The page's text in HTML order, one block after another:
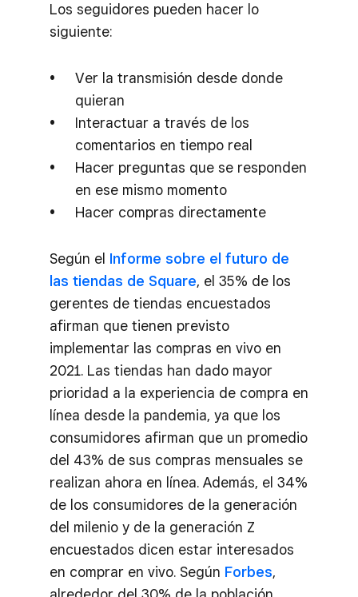
Los seguidores pueden hacer lo
siguiente:
Ver la transmisión desde donde
quieran
Interactuar a través de los
comentarios en tiempo real
Hacer preguntas que se responden
en ese mismo momento
Hacer compras directamente
Según el Informe sobre el futuro de
las tiendas de Square, el 35% de los
gerentes de tiendas encuestados
afirman que tienen previsto
implementar las compras en vivo en
2021. Las tiendas han dado mayor
prioridad a la experiencia de compra en
línea desde la pandemia, ya que los
consumidores afirman que un promedio
del 43% de sus compras mensuales se
realizan ahora en línea. Además, el 34%
de los consumidores de la generación
del milenio y de la generación Z
encuestados dicen estar interesados
en comprar en vivo. Según Forbes,